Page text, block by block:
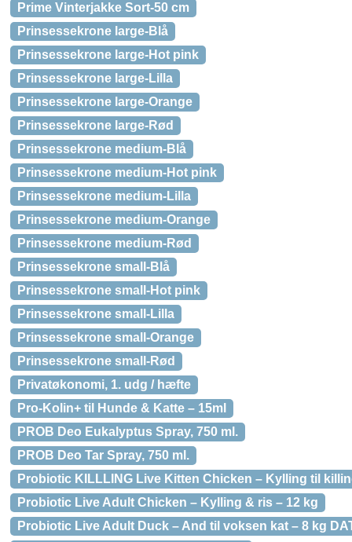
Prime Vinterjakke Sort-50 cm
Prinsessekrone large-Blå
Prinsessekrone large-Hot pink
Prinsessekrone large-Lilla
Prinsessekrone large-Orange
Prinsessekrone large-Rød
Prinsessekrone medium-Blå
Prinsessekrone medium-Hot pink
Prinsessekrone medium-Lilla
Prinsessekrone medium-Orange
Prinsessekrone medium-Rød
Prinsessekrone small-Blå
Prinsessekrone small-Hot pink
Prinsessekrone small-Lilla
Prinsessekrone small-Orange
Prinsessekrone small-Rød
Privatøkonomi, 1. udg / hæfte
Pro-Kolin+ til Hunde & Katte – 15ml
PROB Deo Eukalyptus Spray, 750 ml.
PROB Deo Tar Spray, 750 ml.
Probiotic KILLLING Live Kitten Chicken – Kylling til
Probiotic Live Adult Chicken – Kylling & ris – 12 kg
Probiotic Live Adult Duck – And til voksen kat – 8 kg